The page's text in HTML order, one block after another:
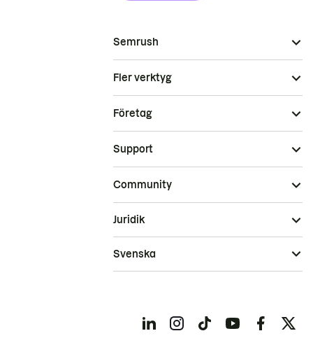
Semrush
Fler verktyg
Företag
Support
Community
Juridik
Svenska